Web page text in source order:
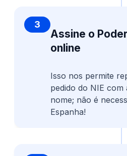
3
Assine o
online
Isso nos permite
pedido do NIE com
nome; não é
Espanha!